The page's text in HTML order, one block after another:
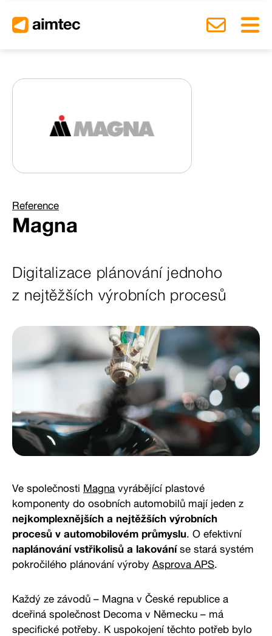
Reference
Magna
Digitalizace plánování jednoho
z nejtěžších výrobních procesů
Ve společnosti Magna vyrábějící plastové
komponenty do osobních automobilů mají jeden z
nejkomplexnějších a nejtěžších výrobních
procesů v automobilovém průmyslu. O efektivní
naplánování vstřikolisů a lakováníse stará systém
pokročilého plánování výroby Asprova APS.
Každý ze závodů – Magna v České republice a
dceřiná společnost Decoma v Německu – má
specifické potřeby. K uspokojení těchto potřeb bylo